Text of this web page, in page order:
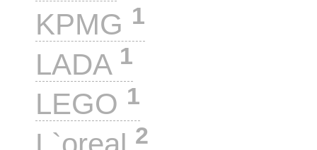
KPMG 1
LADA 1
LEGO 1
2